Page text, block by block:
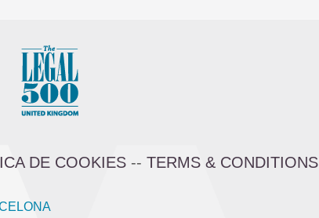
DE COOKIES-- TERMS & CONDITIONS